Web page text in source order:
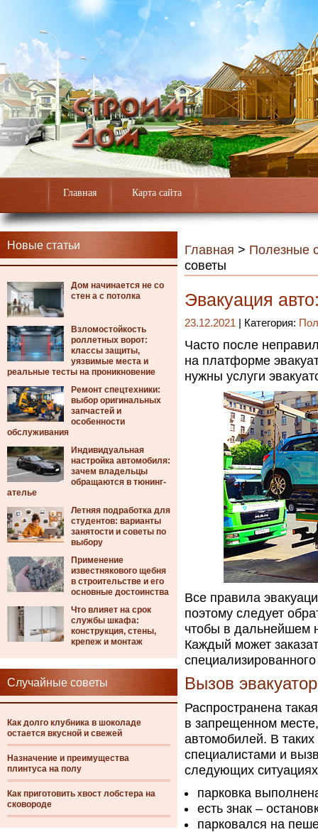
Главная Карта сайта
Новые статьи
Дом начинается не со
стен а с потолка
Взломостойкость
роллетных ворот:
классы защиты,
уязвимые места и
реальные тесты на проникновение
Ремонт спецтехники:
выбор оригинальных
запчастей и
особенности
обслуживания
Индивидуальная
настройка автомобиля:
зачем владельцы
обращаются в тюнинг-
ателье
Летняя подработка для
студентов: варианты
занятости и советы по
выбору
Применение
известнякового щебня
в строительстве и его
основные достоинства
Что влияет на срок
службы шкафа:
конструкция, стены,
крепеж и монтаж
Случайные советы
Как долго клубника в шоколаде
остается вкусной и свежей
Назначение и преимущества
плинтуса на полу
Как приготовить хвост лобстера на
сковороде
Главная > Полезные
советы
Эвакуация
23.12.2021 | Категория:
Часто после
на платформе
нужны услуги
Все правила
поэтому следует
чтобы в дальнейшем
Каждый может
Вызов
Распространена
в запрещенном
автомобилей. В таких
специалистами и
следующих
парковка
есть знак –
парковался на